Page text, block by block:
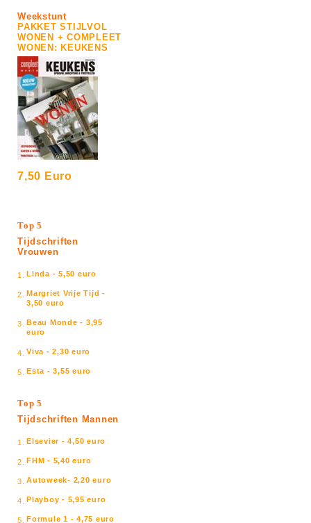
Weekstunt
PAKKET STIJLVOL
WONEN + COMPLEET
WONEN: KEUKENS
7,50 Euro
Top 5
Tijdschriften
Vrouwen
1. Linda - 5,50 euro
2. Margriet Vrije Tijd -
3,50 euro
3. Beau Monde - 3,95
euro
4. Viva - 2,30 euro
5. Esta - 3,55 euro
Top 5
Tijdschriften Mannen
1. Elsevier - 4,50 euro
2. FHM - 5,40 euro
3. Autoweek- 2,20 euro
4. Playboy - 5,95 euro
5. Formule 1 - 4,75 euro